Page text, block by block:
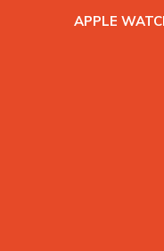
APPLE WATC